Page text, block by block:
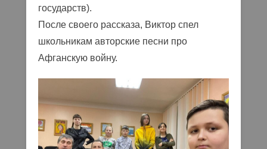
государств).
После своего рассказа, Виктор спел
школьникам авторские песни про
Афганскую войну.